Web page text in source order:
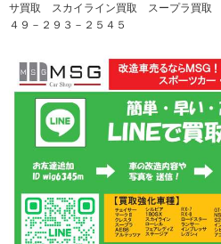
サ買取 スカイライン買取 スープラ買
４９－２９３－２５４５